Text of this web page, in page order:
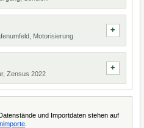
Motorisierung
Zensus 2022
und Importdaten stehen auf